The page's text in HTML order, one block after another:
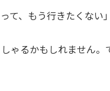
て、もう行きたくない」
ゃるかもしれません